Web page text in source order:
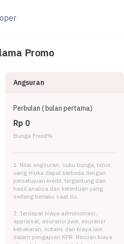
Promo
Angsuran
Perbulan (bulan pertama)
Rp 0
Bunga Fixed%
1. Nilai angsuran, suku bunga, tenor,
uang muka dapat berbeda dengan
persetujuan kredit, tergantung dari
hasil analisa dan ketentuan yang
sedang berlaku saat itu.
2. Terdapat biaya administrasi,
appraisal, asuransi jiwa, asuransi
kebakaran, notaris dan biaya lain
dalam pengajuan KPR. Rincian biaya